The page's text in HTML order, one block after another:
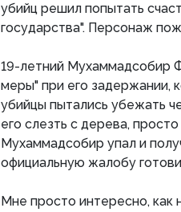
убийц решил попытать
государства". Персонаж
19-летний Мухаммадсобир
меры" при его задержании,
убийцы пытались убежать
его слезть с дерева,
Мухаммадсобир упал и
официальную жалобу
Мне просто интересно, как